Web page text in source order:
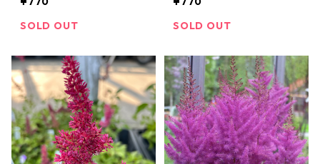
SOLD OUT
SOLD OUT